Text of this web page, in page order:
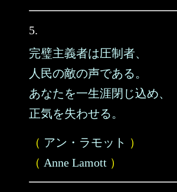
5.
完璧主義者は圧制者、
人民の敵の声である。
あなたを一生涯閉じ込め、
正気を失わせる。
（ アン・ラモット ）
（ Anne Lamott ）